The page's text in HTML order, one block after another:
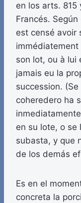
en los arts. 815
Francés.
est censé avoir
son lot, ou à lui
jamais eu la
succession.
coheredero ha
en su lote, o se
subasta, y que
de los demás
Es en el
concreta la